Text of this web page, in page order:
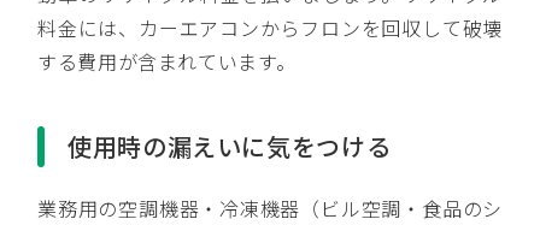
料金には、カーエアコンからフロンを回収して破壊
する費用が含まれています。
使用時の漏えいに気をつける
業務用の空調機器・冷凍機器（ビル空調・食品のシ